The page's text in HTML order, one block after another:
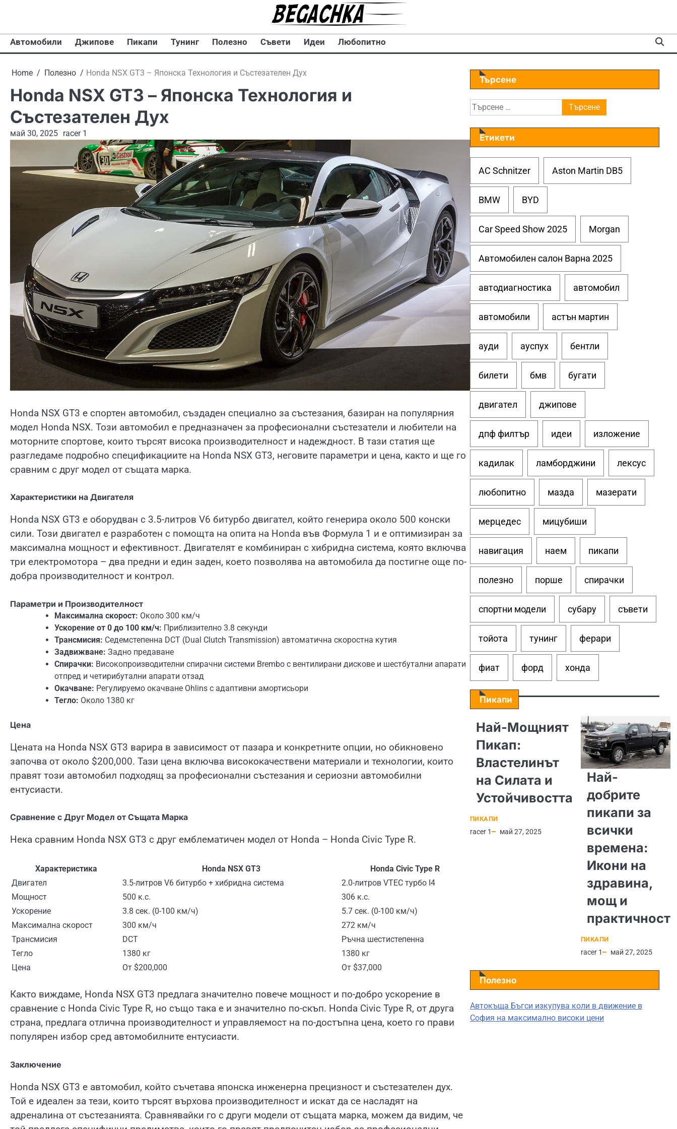
Автомобили Джипове Пикапи Тунинг Полезно Съвети Идеи Любопитно
Home Полезно Honda NSX GT3 – Японска Технология и Състезателен Дух
Honda NSX GT3 – Японска Технология и
Състезателен Дух
май 30, 2025 racer 1
Honda NSX GT3 е спортен автомобил, създаден специално за състезания, базиран на популярния
модел Honda NSX. Този автомобил е предназначен за професионални състезатели и любители на
моторните спортове, които търсят висока производителност и надеждност. В тази статия ще
разгледаме подробно спецификациите на Honda NSX GT3, неговите параметри и цена, както и ще го
сравним с друг модел от същата марка.
Характеристики на Двигателя
Honda NSX GT3 е оборудван с 3.5-литров V6 битурбо двигател, който генерира около 500 конски
сили. Този двигател е разработен с помощта на опита на Honda във Формула 1 и е оптимизиран за
максимална мощност и ефективност. Двигателят е комбиниран с хибридна система, която включва
три електромотора – два предни и един заден, което позволява на автомобила да постигне още по-
добра производителност и контрол.
Параметри и Производителност
Максимална скорост: Около 300 км/ч
Ускорение от 0 до 100 км/ч: Приблизително 3.8 секунди
Трансмисия: Седемстепенна DCT (Dual Clutch Transmission) автоматична скоростна кутия
Задвижване: Задно предаване
Спирачки: Високопроизводителни спирачни системи Brembo с вентилирани дискове и шестбутални апарати
отпред и четирибутални апарати отзад
Окачване: Регулируемо окачване Ohlins с адаптивни амортисьори
Тегло: Около 1380 кг
Цена
Цената на Honda NSX GT3 варира в зависимост от пазара и конкретните опции, но обикновено
започва от около $200,000. Тази цена включва висококачествени материали и технологии, които
правят този автомобил подходящ за професионални състезания и сериозни автомобилни
ентусиасти.
Сравнение с Друг Модел от Същата Марка
Нека сравним Honda NSX GT3 с друг емблематичен модел от Honda – Honda Civic Type R.
Характеристика Honda NSX GT3
Honda Civic Type R
Двигател
3.5-литров V6 битурбо + хибридна система
2.0-литров VTEC турбо I4
Мощност
500 к.с.
306 к.с.
Ускорение
3.8 сек. (0-100 км/ч)
5.7 сек. (0-100 км/ч)
Максимална скорост
300 км/ч
272 км/ч
Трансмисия
DCT
Ръчна шестистепенна
Тегло
1380 кг
1380 кг
Цена
От $200,000 От $37,000
Както виждаме, Honda NSX GT3 предлага значително повече мощност и по-добро ускорение в
сравнение с Honda Civic Type R, но също така е и значително по-скъп. Honda Civic Type R, от друга
страна, предлага отлична производителност и управляемост на по-достъпна цена, което го прави
популярен избор сред автомобилните ентусиасти.
Заключение
Honda NSX GT3 е автомобил, който съчетава японска инженерна прецизност и състезателен дух.
Той е идеален за тези, които търсят върхова производителност и искат да се насладят на
адреналина от състезанията. Сравнявайки го с други модели от същата марка, можем да видим, че
Търсене
Търсене
за:
Етикети
AC Schnitzer Aston Martin DB5
BMW BYD
Car Speed Show 2025 Morgan
Автомобилен салон Варна 2025
автодиагностика автомобил
автомобили астън мартин
ауди ауспух бентли
билети бмв бугати
двигател джипове
дпф филтър идеи изложение
кадилак ламборджини лексус
любопитно мазда мазерати
мерцедес мицубиши
навигация наем пикапи
полезно порше спирачки
спортни модели субару съвети
тойота тунинг ферари
фиат форд хонда
Пикапи
Най-Мощният
Пикап:
Властелинът
на Силата и
Устойчивостта
ПИКАПИ
racer 1 май 27, 2025
Най-
добрите
пикапи за
всички
времена:
Икони на
здравина,
мощ и
практичност
ПИКАПИ
racer 1 май 27, 2025
Полезно
Автокъща Бъгси изкупува коли в движение в
София на максимално високи цени